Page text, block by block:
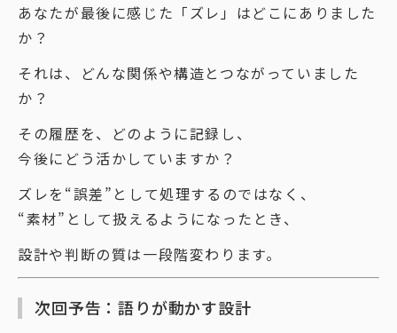
あなたが最後に感じた「ズレ」はどこにありました
か？
それは、どんな関係や構造とつながっていました
か？
その履歴を、どのように記録し、
今後にどう活かしていますか？
ズレを“誤差”として処理するのではなく、
“素材”として扱えるようになったとき、
設計や判断の質は一段階変わります。
次回予告：語りが動かす設計